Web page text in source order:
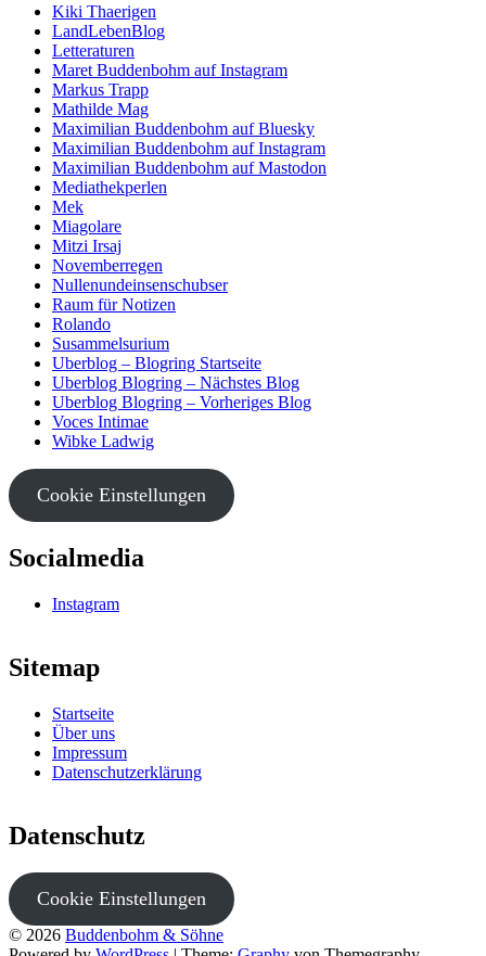
Kiki Thaerigen
LandLebenBlog
Letteraturen
Maret Buddenbohm auf Instagram
Markus Trapp
Mathilde Mag
Maximilian Buddenbohm auf Bluesky
Maximilian Buddenbohm auf Instagram
Maximilian Buddenbohm auf Mastodon
Mediathekperlen
Mek
Miagolare
Mitzi Irsaj
Novemberregen
Nullenundeinsenschubser
Raum für Notizen
Rolando
Susammelsurium
Uberblog – Blogring Startseite
Uberblog Blogring – Nächstes Blog
Uberblog Blogring – Vorheriges Blog
Voces Intimae
Wibke Ladwig
Cookie Einstellungen
Socialmedia
Instagram
Sitemap
Startseite
Über uns
Impressum
Datenschutzerklärung
Datenschutz
Cookie Einstellungen
© 2026 Buddenbohm & Söhne